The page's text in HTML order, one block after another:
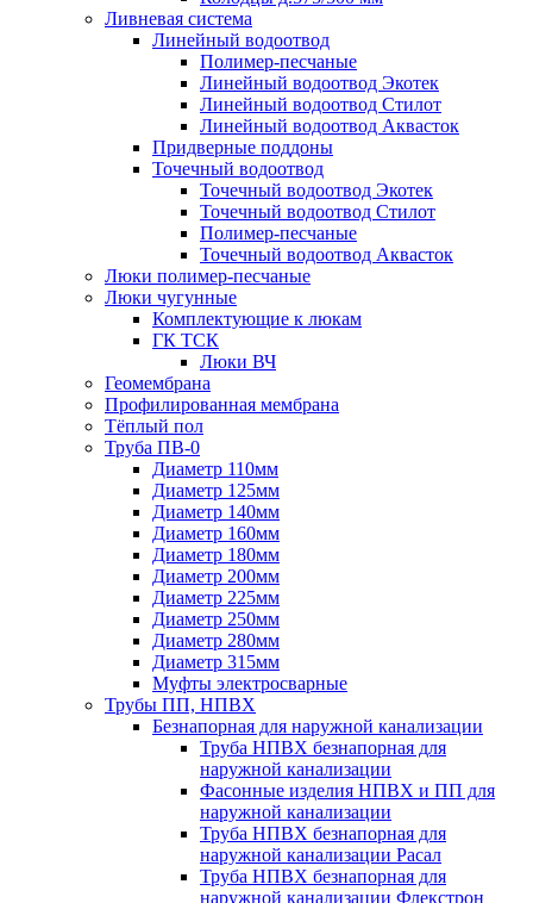
Ливневая система
Линейный водоотвод
Полимер-песчаные
Линейный водоотвод Экотек
Линейный водоотвод Стилот
Линейный водоотвод Аквасток
Придверные поддоны
Точечный водоотвод
Точечный водоотвод Экотек
Точечный водоотвод Стилот
Полимер-песчаные
Точечный водоотвод Аквасток
Люки полимер-песчаные
Люки чугунные
Комплектующие к люкам
ГК ТСК
Люки ВЧ
Геомембрана
Профилированная мембрана
Тёплый пол
Труба ПВ-0
Диаметр 110мм
Диаметр 125мм
Диаметр 140мм
Диаметр 160мм
Диаметр 180мм
Диаметр 200мм
Диаметр 225мм
Диаметр 250мм
Диаметр 280мм
Диаметр 315мм
Муфты электросварные
Трубы ПП, НПВХ
Безнапорная для наружной канализации
Труба НПВХ безнапорная для
наружной канализации
Фасонные изделия НПВХ и ПП для
наружной канализации
Труба НПВХ безнапорная для
наружной канализации Расал
Труба НПВХ безнапорная для
наружной канализации Флекстрон